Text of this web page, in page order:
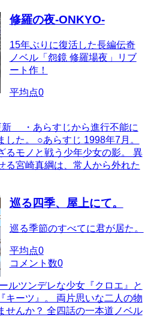
修羅の夜-ONKYO-
15年ぶりに復活した長編伝奇
ノベル「怨鏡 修羅場夜」リブ
ート作！
平均点0
・あらすじから進行不能に
した。 ○あらすじ 1998年7月。
るモノと戦う少年少女の影。 異
る宮崎真綱は、常人から外れた
巡る四季、屋上にて。
巡る季節のすべてに君が居た。
平均点0
コメント数0
ルツンデレな少女『クロエ』と
キーツ』。 両片思いな二人の物
せんか？ 全四話の一本道ノベル